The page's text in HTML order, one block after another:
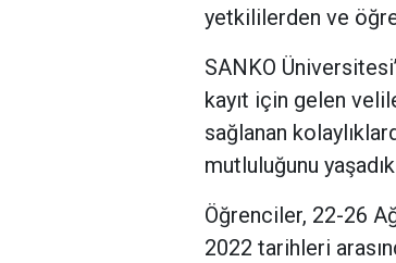
yetkililerden ve
SANKO
kayıt için gelen
sağlanan
mutluluğunu
Öğrenciler, 22-26
2022 tarihleri